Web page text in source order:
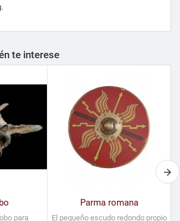
te interese
para
Parma romana
El pequeño escudo redondo propio